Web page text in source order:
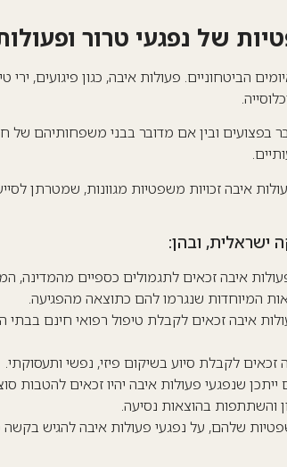
של נפגעי טרור
הביטחוניים. פעולות איבה, כגון פיגועים, ירי
בפצועים ובין אם מדובר בבני משפחותיהם של
איבה זכויות משפטיות מגוונות, שמטרתן
ישראלית, ובהן:
איבה זכאים לתגמולים כספיים מהמדינה,
המיוחדות שנגרמו להם כתוצאה מהפגיעה.
איבה זכאים לקבלת טיפול רפואי חינם
זכאים לקבלת סיוע בשיקום פיזי, נפשי ותעסוקתי.
ייתכן שנפגעי פעולות איבה יהיו זכאים להטבות
והשתתפות בהוצאות נסיעה.
שלהם, על נפגעי פעולות איבה להגיש בקשה